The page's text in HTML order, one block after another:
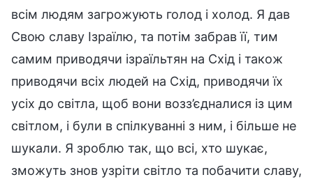
всім людям загрожують голод і холод. Я дав
Свою славу Ізраїлю, та потім забрав її, тим
самим приводячи ізраїльтян на Схід і також
приводячи всіх людей на Схід, приводячи їх
усіх до світла, щоб вони возз’єдналися із цим
світлом, і були в спілкуванні з ним, і більше не
шукали. Я зроблю так, що всі, хто шукає,
зможуть знов узріти світло та побачити славу,